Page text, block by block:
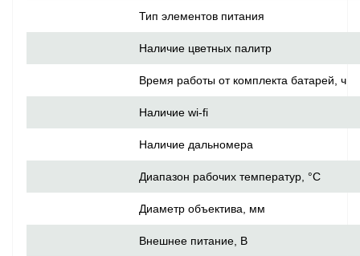
Тип элементов питания
Наличие цветных палитр
Время работы от комплекта батарей, ч
Наличие wi-fi
Наличие дальномера
Диапазон рабочих температур, °C
Диаметр объектива, мм
Внешнее питание, В